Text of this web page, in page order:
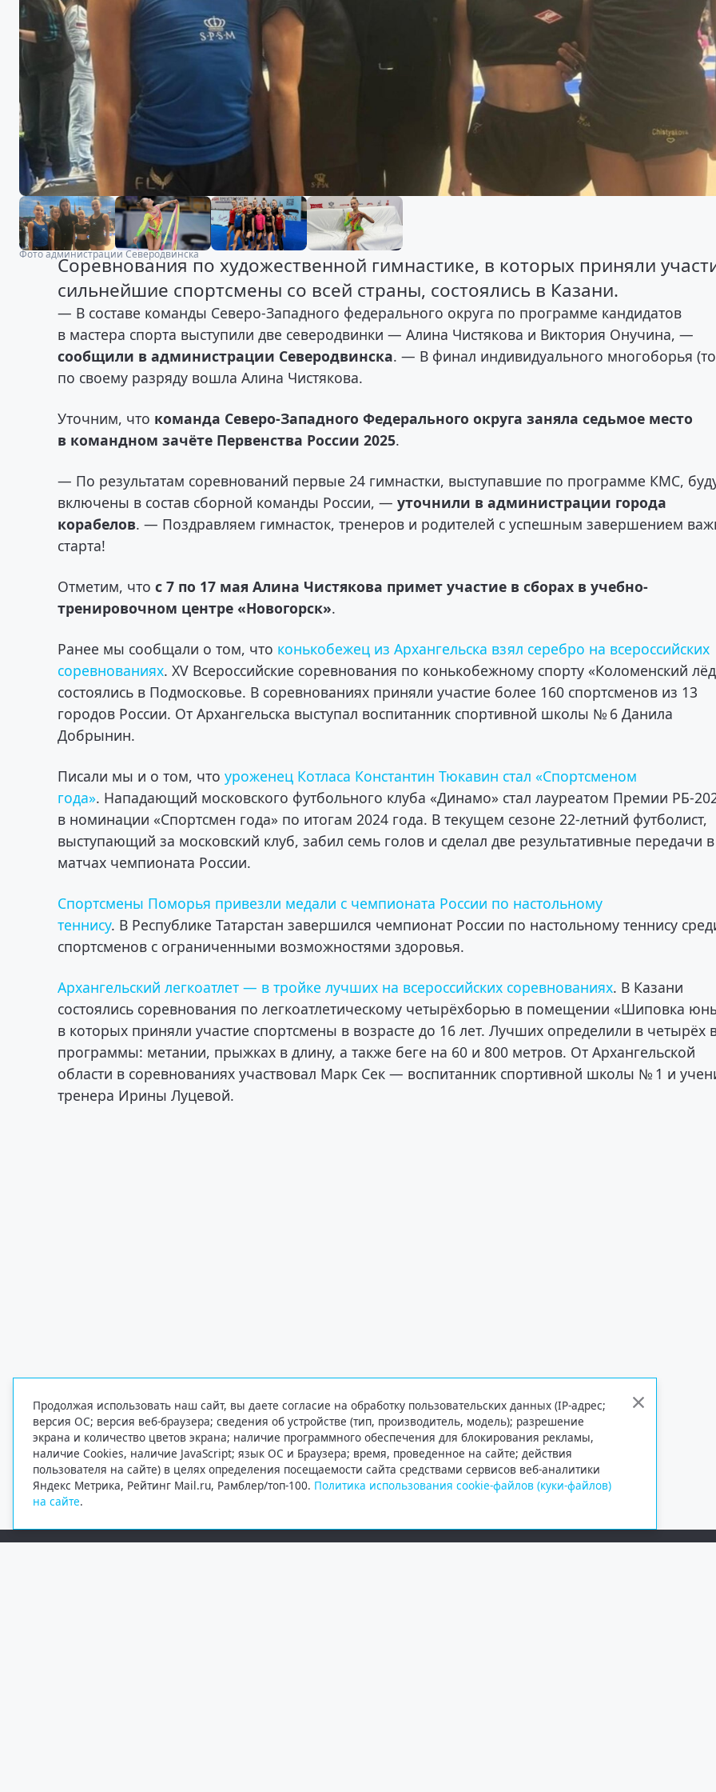
Фото администрации Северодвинска
Соревнования по художественной гимнастике, в которых приняли
сильнейшие спортсмены со всей страны, состоялись в Казани.
— В составе команды Северо-Западного федерального округа по программе кандидатов
в мастера спорта выступили две северодвинки — Алина Чистякова и Виктория Онучина, —
сообщили в администрации Северодвинска. — В финал индивидуального многоборья
по своему разряду вошла Алина Чистякова.
Уточним, что команда Северо-Западного Федерального округа заняла седьмое место
в командном зачёте Первенства России 2025.
— По результатам соревнований первые 24 гимнастки, выступавшие по программе КМС,
включены в состав сборной команды России, —уточнили в администрации города
корабелов. — Поздравляем гимнасток, тренеров и родителей с успешным завершением
старта!
Отметим, чтос 7 по 17 мая Алина Чистякова примет участие в сборах в учебно-
тренировочном центре «Новогорск».
Ранее мы сообщали о том, что конькобежец из Архангельска взял серебро на всероссийских
соревнованиях. XV Всероссийские соревнования по конькобежному спорту «Коломенский
состоялись в Подмосковье. В соревнованиях приняли участие более 160 спортсменов из 13
городов России. От Архангельска выступал воспитанник спортивной школы № 6 Данила
Добрынин.
Писали мы и о том, чтоуроженец Котласа Константин Тюкавин стал «Спортсменом
года». Нападающий московского футбольного клуба «Динамо» стал лауреатом Премии
в номинации «Спортсмен года» по итогам 2024 года. В текущем сезоне 22-летний футболист,
выступающий за московский клуб, забил семь голов и сделал две результативные передачи
матчах чемпионата России.
Спортсмены Поморья привезли медали с чемпионата России по настольному
теннису. В Республике Татарстан завершился чемпионат России по настольному теннису
спортсменов с ограниченными возможностями здоровья.
Архангельский легкоатлет — в тройке лучших на всероссийских соревнованиях. В Казани
состоялись соревнования по легкоатлетическому четырёхборью в помещении «Шиповка
в которых приняли участие спортсмены в возрасте до 16 лет. Лучших определили в четырёх
программы: метании, прыжках в длину, а также беге на 60 и 800 метров. От Архангельской
области в соревнованиях участвовал Марк Сек — воспитанник спортивной школы № 1 и
тренера Ирины Луцевой.
Продолжая использовать наш сайт, вы даете согласие на обработку пользовательских данных (IP-адрес;
версия ОС; версия веб-браузера; сведения об устройстве (тип, производитель, модель); разрешение
экрана и количество цветов экрана; наличие программного обеспечения для блокирования рекламы,
наличие Cookies, наличие JavaScript; язык ОС и Браузера; время, проведенное на сайте; действия
пользователя на сайте) в целях определения посещаемости сайта средствами сервисов веб-аналитики
Яндекс Метрика, Рейтинг Mail.ru, Рамблер/топ-100. Политика использования cookie-файлов (куки-файлов)
на сайте.